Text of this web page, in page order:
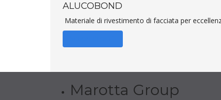
ALUCOBOND
Materiale di rivestimento di facciata per
Marotta Group